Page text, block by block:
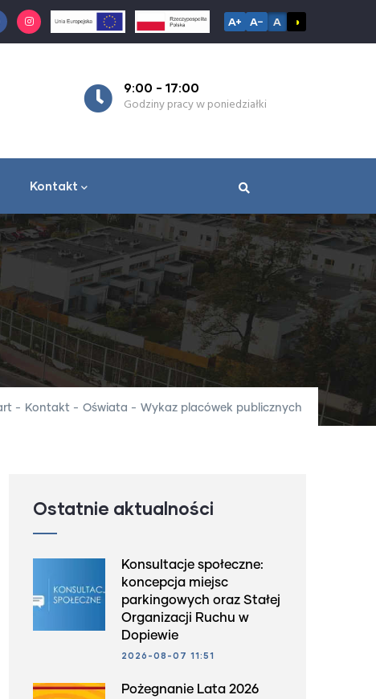
A+ A− A ◑
7:30 - 15:30
Godziny pracy od wtorku do piątku
Kontakt
- Kontakt - Oświata - Wykaz placówek publicznych
Ostatnie aktualności
Konsultacje społeczne:
koncepcja miejsc
parkingowych oraz Stałej
Organizacji Ruchu w
Dopiewie
2026-08-07 11:51
Pożegnanie Lata 2026